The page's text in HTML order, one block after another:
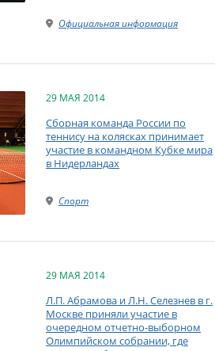
Официальная информация
29 МАЯ 2014
Сборная команда России по
теннису на колясках принимает
участие в командном Кубке мира
в Нидерландах
Спорт
29 МАЯ 2014
Л.П. Абрамова и Л.Н. Селезнев в г.
Москве приняли участие в
очередном отчетно-выборном
Олимпийском собрании, где